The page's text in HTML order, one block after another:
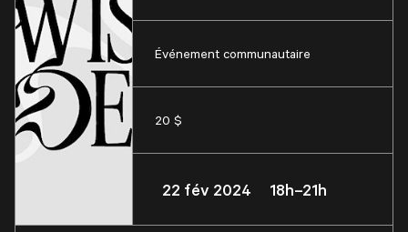
Événement communautaire
20 $
22 fév 2024 18h–21h